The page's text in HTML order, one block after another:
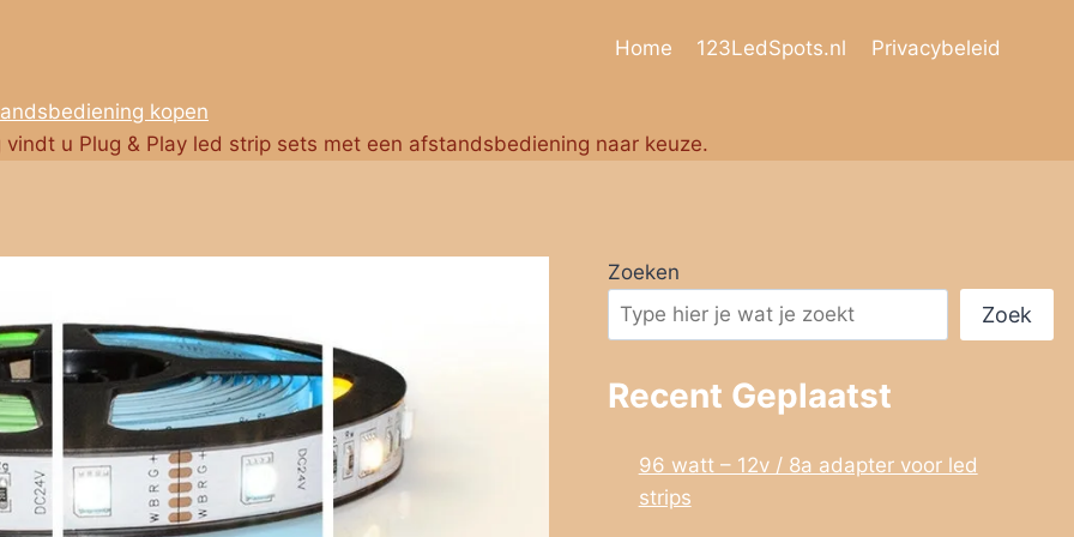
Home 123LedSpots.nl Privacybeleid
kopen
vindt u Plug & Play led strip sets met een afstandsbediening naar keuze.
Zoeken
Zoek
Recent Geplaatst
96 watt – 12v / 8a adapter voor led
strips